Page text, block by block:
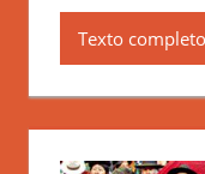
Texto completo